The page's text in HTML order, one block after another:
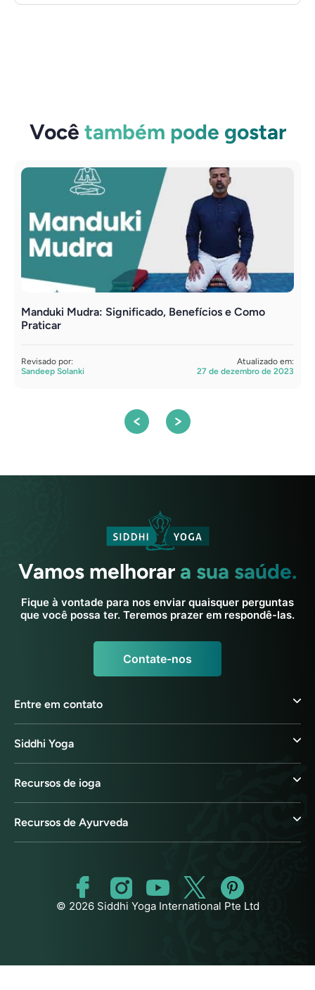
Você também pode gostar
Manduki Mudra: Significado, Benefícios e Como
Praticar
Revisado por:
Sandeep Solanki
Atualizado em:
27 de dezembro de 2023
Vamos melhorar a sua saúde.
Fique à vontade para nos enviar quaisquer perguntas
que você possa ter. Teremos prazer em respondê-las.
Contate-nos
Entre em contato
Siddhi Yoga
Recursos de ioga
Recursos de Ayurveda
© 2026 Siddhi Yoga International Pte Ltd